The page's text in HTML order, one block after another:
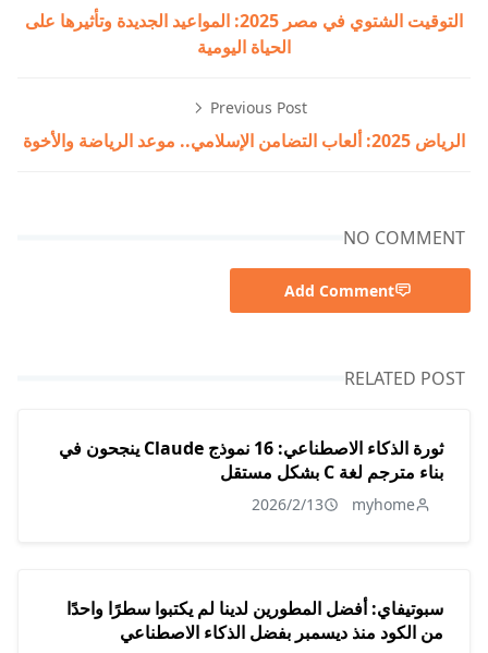
التوقيت الشتوي في مصر 2025: المواعيد الجديدة وتأثيرها على
الحياة اليومية
Previous Post
الرياض 2025: ألعاب التضامن الإسلامي.. موعد الرياضة والأخوة
NO COMMENT
Add Comment
RELATED POST
ثورة الذكاء الاصطناعي: 16 نموذج Claude ينجحون في
بناء مترجم لغة C بشكل مستقل
myhome
2026/2/13
سبوتيفاي: أفضل المطورين لدينا لم يكتبوا سطرًا واحدًا
من الكود منذ ديسمبر بفضل الذكاء الاصطناعي